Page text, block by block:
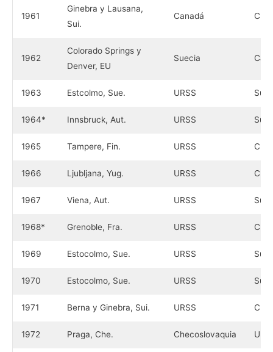
1961
Ginebra y Lausana,
Sui.
Canadá
1962
Colorado Springs y
Denver, EU
Suecia
1963 Estcolmo, Sue. URSS
1964* Innsbruck, Aut. URSS
1965 Tampere, Fin. URSS
1966 Ljubljana, Yug. URSS
1967 Viena, Aut. URSS
1968* Grenoble, Fra. URSS
1969 Estocolmo, Sue. URSS
1970 Estocolmo, Sue. URSS
1971 Berna y Ginebra, Sui. URSS
1972 Praga, Che. Checoslovaquia